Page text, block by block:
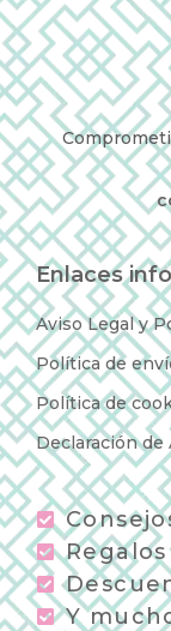
Enlaces
Aviso Legal y
Política de
Política de
Declaración de
Regalos
Y